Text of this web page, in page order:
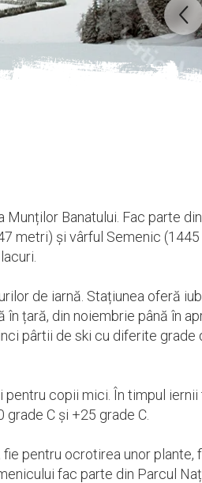
Banatului. Fac parte
metri) și vârful Semenic
de iarnă. Stațiunea oferă
țară, din noiembrie până în
pârtii de ski cu diferite grade
copii mici. În timpul
C și +25 grade C.
pentru ocrotirea unor plante,
fac parte din Parcul